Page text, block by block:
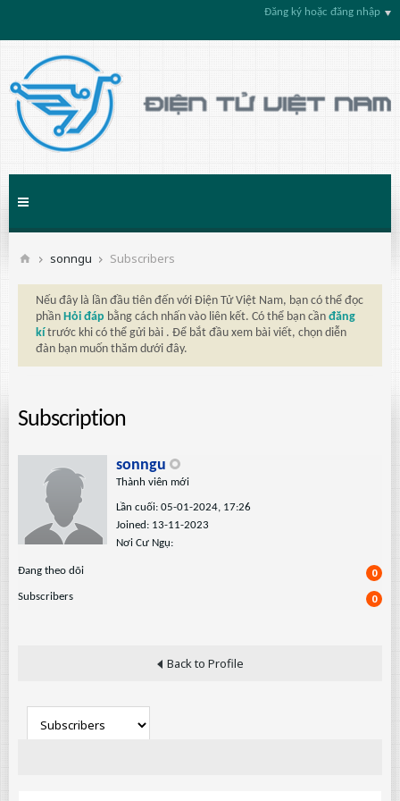
Đăng ký hoặc đăng nhập
sonngu Subscribers
Nếu đây là lần đầu tiên đến với Điện Tử Việt Nam, bạn có thể đọc
phần Hỏi đáp bằng cách nhấn vào liên kết. Có thể bạn cần đăng
kí trước khi có thể gửi bài . Để bắt đầu xem bài viết, chọn diễn
đàn bạn muốn thăm dưới đây.
Subscription
sonngu
Thành viên mới
Lần cuối: 05-01-2024, 17:26
Joined: 13-11-2023
Nơi Cư Ngụ:
Ðang theo dõi 0
Subscribers 0
Back to Profile